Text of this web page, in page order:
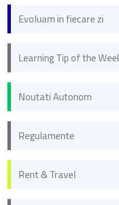
Evoluam in fiecare zi
Learning Tip of the
Noutati Autonom
Regulamente
Rent & Travel